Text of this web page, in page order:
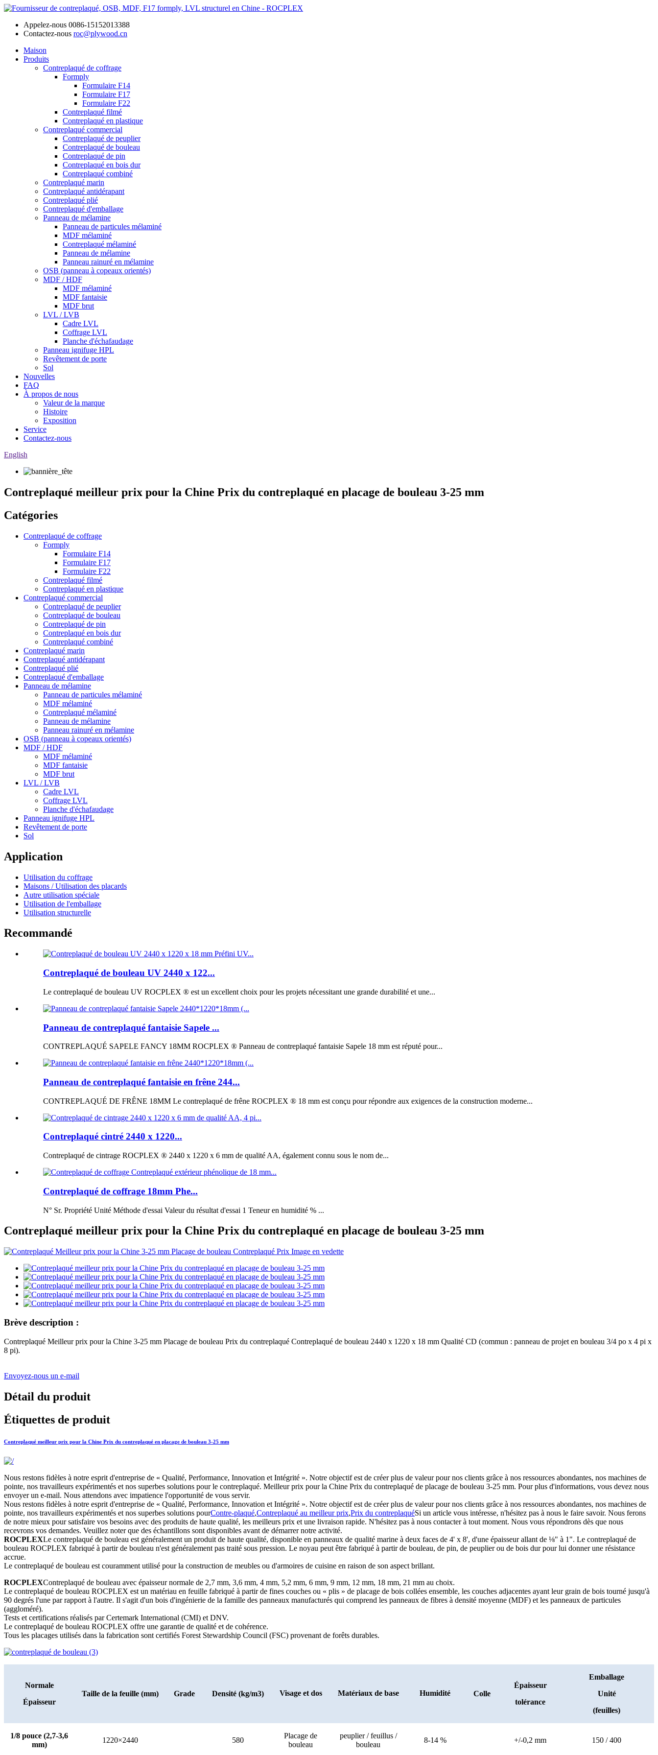
Appelez-nous 0086-15152013388
Contactez-nous roc@plywood.cn
Maison
Produits
Contreplaqué de coffrage
Formply
Formulaire F14
Formulaire F17
Formulaire F22
Contreplaqué filmé
Contreplaqué en plastique
Contreplaqué commercial
Contreplaqué de peuplier
Contreplaqué de bouleau
Contreplaqué de pin
Contreplaqué en bois dur
Contreplaqué combiné
Contreplaqué marin
Contreplaqué antidérapant
Contreplaqué plié
Contreplaqué d'emballage
Panneau de mélamine
Panneau de particules mélaminé
MDF mélaminé
Contreplaqué mélaminé
Panneau de mélamine
Panneau rainuré en mélamine
OSB (panneau à copeaux orientés)
MDF / HDF
MDF mélaminé
MDF fantaisie
MDF brut
LVL / LVB
Cadre LVL
Coffrage LVL
Planche d'échafaudage
Panneau ignifuge HPL
Revêtement de porte
Sol
Nouvelles
FAQ
À propos de nous
Valeur de la marque
Histoire
Exposition
Service
Contactez-nous
English
Contreplaqué meilleur prix pour la Chine Prix du contreplaqué en placage de bouleau 3-25 mm
Catégories
Contreplaqué de coffrage
Formply
Formulaire F14
Formulaire F17
Formulaire F22
Contreplaqué filmé
Contreplaqué en plastique
Contreplaqué commercial
Contreplaqué de peuplier
Contreplaqué de bouleau
Contreplaqué de pin
Contreplaqué en bois dur
Contreplaqué combiné
Contreplaqué marin
Contreplaqué antidérapant
Contreplaqué plié
Contreplaqué d'emballage
Panneau de mélamine
Panneau de particules mélaminé
MDF mélaminé
Contreplaqué mélaminé
Panneau de mélamine
Panneau rainuré en mélamine
OSB (panneau à copeaux orientés)
MDF / HDF
MDF mélaminé
MDF fantaisie
MDF brut
LVL / LVB
Cadre LVL
Coffrage LVL
Planche d'échafaudage
Panneau ignifuge HPL
Revêtement de porte
Sol
Application
Utilisation du coffrage
Maisons / Utilisation des placards
Autre utilisation spéciale
Utilisation de l'emballage
Utilisation structurelle
Recommandé
Contreplaqué de bouleau UV 2440 x 122...
Le contreplaqué de bouleau UV ROCPLEX ® est un excellent choix pour les projets nécessitant une grande durabilité et une...
Panneau de contreplaqué fantaisie Sapele ...
CONTREPLAQUÉ SAPELE FANCY 18MM ROCPLEX ® Panneau de contreplaqué fantaisie Sapele 18 mm est réputé pour...
Panneau de contreplaqué fantaisie en frêne 244...
CONTREPLAQUÉ DE FRÊNE 18MM Le contreplaqué de frêne ROCPLEX ® 18 mm est conçu pour répondre aux exigences de la construction moderne...
Contreplaqué cintré 2440 x 1220...
Contreplaqué de cintrage ROCPLEX ® 2440 x 1220 x 6 mm de qualité AA, également connu sous le nom de...
Contreplaqué de coffrage 18mm Phe...
N° Sr. Propriété Unité Méthode d'essai Valeur du résultat d'essai 1 Teneur en humidité % ...
Contreplaqué meilleur prix pour la Chine Prix du contreplaqué en placage de bouleau 3-25 mm
Brève description :
Contreplaqué Meilleur prix pour la Chine 3-25 mm Placage de bouleau Prix du contreplaqué Contreplaqué de bouleau 2440 x 1220 x 18 mm Qualité CD (commun : panneau de projet en bouleau 3/4 po x 4 pi x
8 pi).
Envoyez-nous un e-mail
Détail du produit
Étiquettes de produit
Contreplaqué meilleur prix pour la Chine Prix du contreplaqué en placage de bouleau 3-25 mm
Nous restons fidèles à notre esprit d'entreprise de « Qualité, Performance, Innovation et Intégrité ». Notre objectif est de créer plus de valeur pour nos clients grâce à nos ressources abondantes, nos machines de
pointe, nos travailleurs expérimentés et nos superbes solutions pour le contreplaqué. Meilleur prix pour la Chine Prix du contreplaqué de placage de bouleau 3-25 mm. Pour plus d'informations, vous devez nous
envoyer un e-mail. Nous attendons avec impatience l'opportunité de vous servir.
Nous restons fidèles à notre esprit d'entreprise de « Qualité, Performance, Innovation et Intégrité ». Notre objectif est de créer plus de valeur pour nos clients grâce à nos ressources abondantes, nos machines de
pointe, nos travailleurs expérimentés et nos superbes solutions pourContre-plaqué,Contreplaqué au meilleur prix,Prix ​​du contreplaquéSi un article vous intéresse, n'hésitez pas à nous le faire savoir. Nous ferons
de notre mieux pour satisfaire vos besoins avec des produits de haute qualité, les meilleurs prix et une livraison rapide. N'hésitez pas à nous contacter à tout moment. Nous vous répondrons dès que nous
recevrons vos demandes. Veuillez noter que des échantillons sont disponibles avant de démarrer notre activité.
ROCPLEXLe contreplaqué de bouleau est généralement un produit de haute qualité, disponible en panneaux de qualité marine à deux faces de 4' x 8', d'une épaisseur allant de ⅛" à 1". Le contreplaqué de
bouleau ROCPLEX fabriqué à partir de bouleau n'est généralement pas traité sous pression. Le noyau peut être fabriqué à partir de bouleau, de pin, de peuplier ou de bois dur pour lui donner une résistance
accrue.
Le contreplaqué de bouleau est couramment utilisé pour la construction de meubles ou d'armoires de cuisine en raison de son aspect brillant.
ROCPLEXContreplaqué de bouleau avec épaisseur normale de 2,7 mm, 3,6 mm, 4 mm, 5,2 mm, 6 mm, 9 mm, 12 mm, 18 mm, 21 mm au choix.
Le contreplaqué de bouleau ROCPLEX est un matériau en feuille fabriqué à partir de fines couches ou « plis » de placage de bois collées ensemble, les couches adjacentes ayant leur grain de bois tourné jusqu'à
90 degrés l'une par rapport à l'autre. Il s'agit d'un bois d'ingénierie de la famille des panneaux manufacturés qui comprend les panneaux de fibres à densité moyenne (MDF) et les panneaux de particules
(aggloméré).
Tests et certifications réalisés par Certemark International (CMI) et DNV.
Le contreplaqué de bouleau ROCPLEX offre une garantie de qualité et de cohérence.
Tous les placages utilisés dans la fabrication sont certifiés Forest Stewardship Council (FSC) provenant de forêts durables.
Normale
Épaisseur
Taille de la feuille (mm) Grade Densité (kg/m3) Colle
Épaisseur
tolérance
Emballage
Unité
(feuilles)
Visage et dos Matériaux de base Humidité
1/8 pouce (2,7-3,6
mm)
1220×2440 580
Placage de
bouleau
peuplier / feuillus /
bouleau
8-14 % +/-0,2 mm 150 / 400